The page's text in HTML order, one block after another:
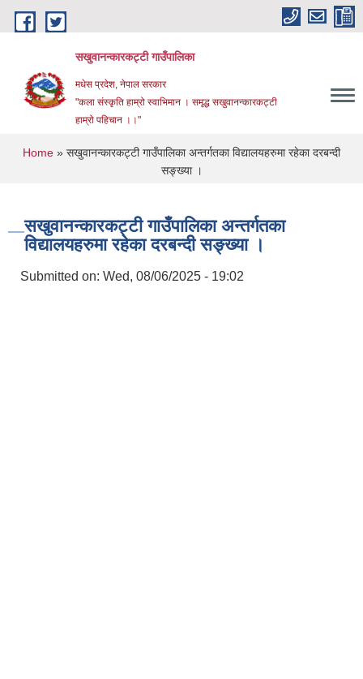
Skip to main content
सखुवानन्कारकट्टी गाउँपालिका
मधेस प्रदेश, नेपाल सरकार
"कला संस्कृति हाम्रो स्वाभिमान । समृद्ध सखुवानन्कारकट्टी
हाम्रो पहिचान ।।"
You are here
Home » सखुवानन्कारकट्टी गाउँपालिका अन्तर्गतका विद्यालयहरुमा रहेका दरबन्दी
सङ्ख्या ।
सखुवानन्कारकट्टी गाउँपालिका अन्तर्गतका
विद्यालयहरुमा रहेका दरबन्दी सङ्ख्या ।
Submitted on: Wed, 08/06/2025 - 19:02